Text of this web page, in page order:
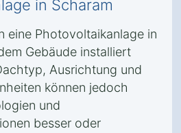
in Scharam
eine Photovoltaikanlage in
Gebäude installiert
Ausrichtung und
können jedoch
und
besser oder